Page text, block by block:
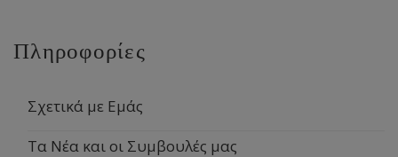
Πληροφορίες
Σχετικά με Εμάς
Τα Νέα και οι Συμβουλές μας